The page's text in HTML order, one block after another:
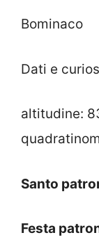
Bominaco
Dati e
altitudine:
Santo
Festa